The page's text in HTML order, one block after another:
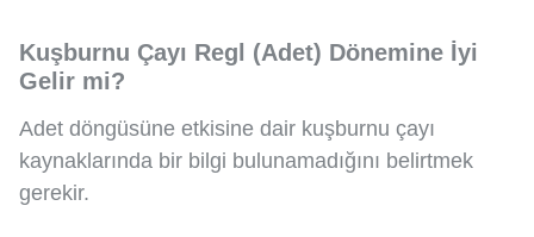
Kuşburnu Çayı Regl (Adet) Dönemine İyi
Gelir mi?
Adet döngüsüne etkisine dair kuşburnu çayı
kaynaklarında bir bilgi bulunamadığını belirtmek
gerekir.